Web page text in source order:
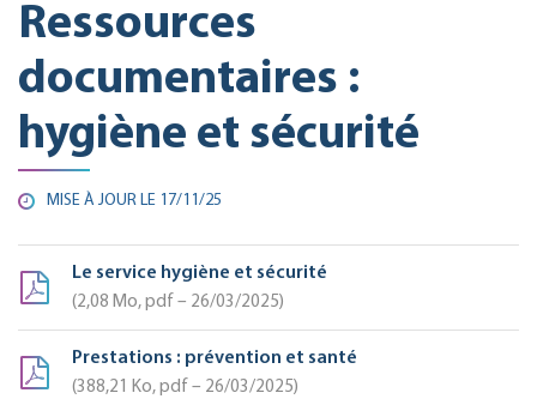
Ressources
documentaires :
hygiène et sécurité
MISE À JOUR LE 17/11/25
Le service hygiène et sécurité
2,08 Mo, pdf – 26/03/2025
Prestations : prévention et santé
388,21 Ko, pdf – 26/03/2025